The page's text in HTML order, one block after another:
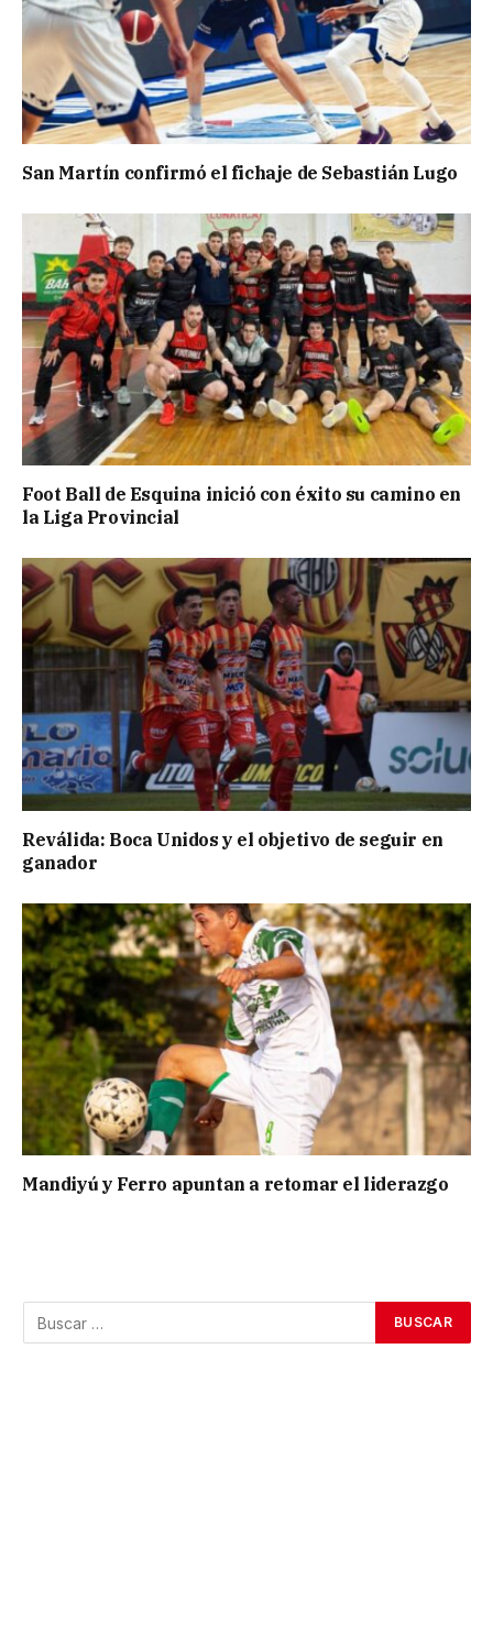
San Martín confirmó el fichaje de Sebastián Lugo
Foot Ball de Esquina inició con éxito su camino en
la Liga Provincial
Reválida: Boca Unidos y el objetivo de seguir en
ganador
Mandiyú y Ferro apuntan a retomar el liderazgo